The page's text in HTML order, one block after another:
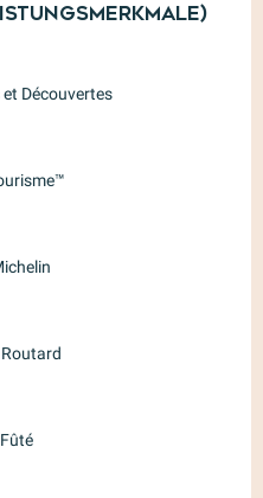
Découvertes